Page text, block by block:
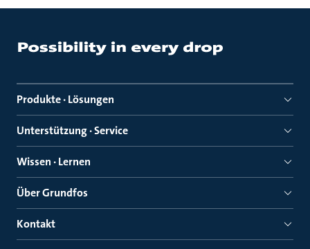
Produkte · Lösungen
Unterstützung · Service
Wissen · Lernen
Über Grundfos
Kontakt